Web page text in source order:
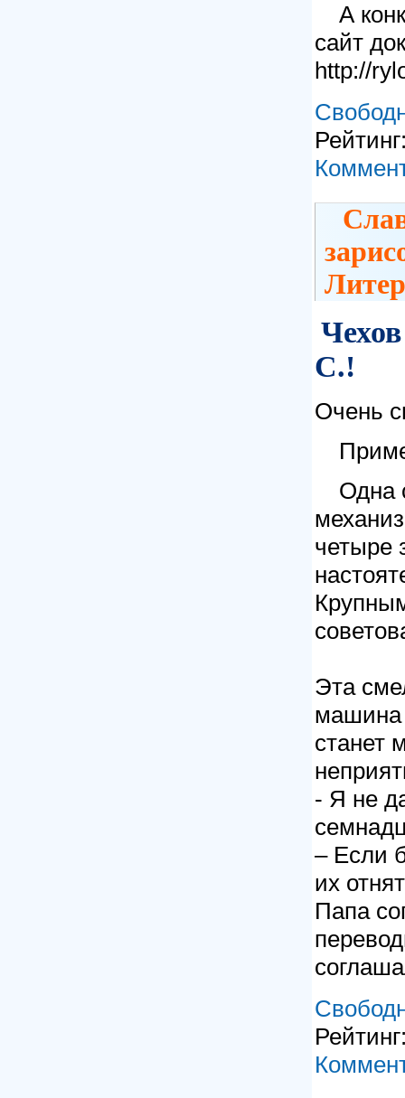
А
сайт
http://
С.!
Очень
Одна
четыре
Эта
машина
станет
- Я не
– Если
их
Папа